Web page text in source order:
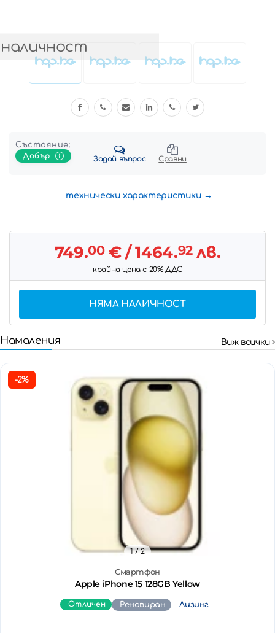
Състояние:
Добър
Задай въпрос Сравни
технически характеристики
749.00€/ 1464.92лв.
крайна цена с 20% ДДС
НЯМА НАЛИЧНОСТ
Намаления Виж всички
-2%
Смартфон
Apple iPhone 15 128GB Yellow
1/ 2
Отличен Реновиран Лизинг